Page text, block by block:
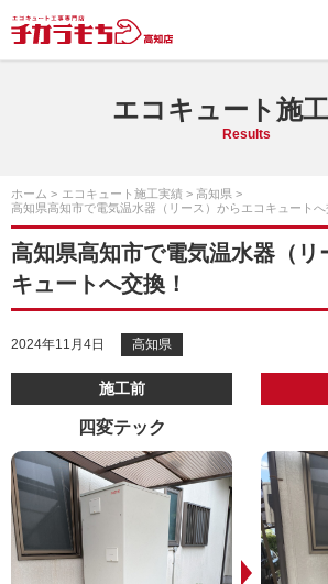
エコキュート施
Results
ホーム エコキュート施工実績
高知県
高知県高知市で電気温水器（リース）からエコキュートへ
高知県高知市で電気温水器（リ
キュートへ交換！
2024年11月4日 高知県
施工前
四変テック